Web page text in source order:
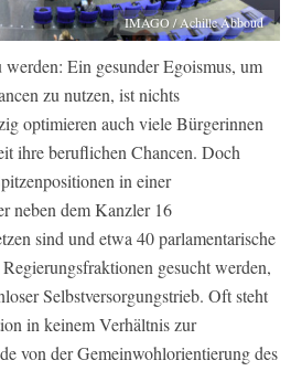
IMAGO / Achille Abboud
Ein gesunder Egoismus, um
zu nutzen, ist nichts
optimieren auch viele Bürgerinnen
ihre beruflichen Chancen. Doch
in einer
neben dem Kanzler 16
sind und etwa 40 parlamentarische
gesucht werden,
Selbstversorgungstrieb. Oft steht
in keinem Verhältnis zur
von der Gemeinwohlorientierung des